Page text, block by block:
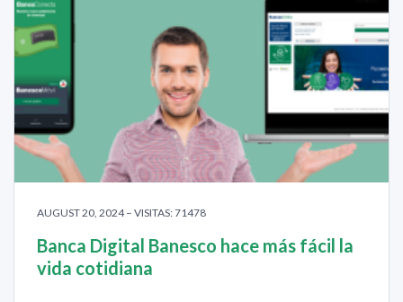
AUGUST 20, 2024 – VISITAS: 71478
Banca Digital Banesco hace más fácil la
vida cotidiana